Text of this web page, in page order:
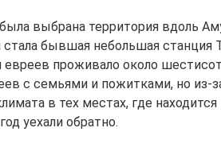
выбрана территория вдоль
бывшая небольшая станция
евреев проживало около
с семьями и пожитками, но из-
в тех местах, где
уехали обратно.